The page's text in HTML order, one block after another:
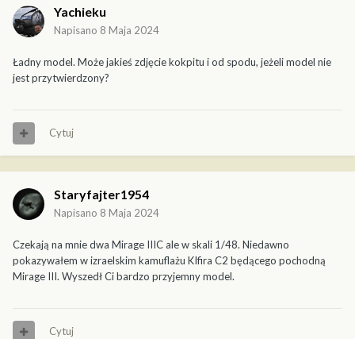
Yachieku
Napisano 8 Maja 2024
Ładny model. Może jakieś zdjęcie kokpitu i od spodu, jeżeli model nie
jest przytwierdzony?
Cytuj
Staryfajter1954
Napisano 8 Maja 2024
Czekają na mnie dwa Mirage IIIC ale w skali 1/48. Niedawno
pokazywałem w izraelskim kamuflażu KIfira C2 będącego pochodną
Mirage III. Wyszedł Ci bardzo przyjemny model.
Cytuj